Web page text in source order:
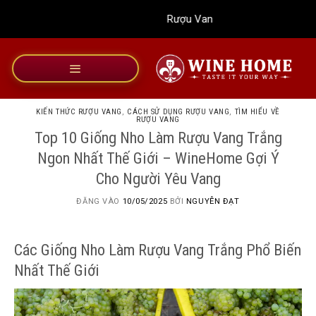
dung
Rượu Vang Wine Home
KIẾN THỨC RƯỢU VANG , CÁCH SỬ DỤNG RƯỢU VANG, TÌM HIỂU VỀ
RƯỢU VANG
Top 10 Giống Nho Làm Rượu Vang Trắng
Ngon Nhất Thế Giới – WineHome Gợi Ý
Cho Người Yêu Vang
ĐĂNG VÀO 10/05/2025 BỞI NGUYỄN ĐẠT
Các Giống Nho Làm Rượu Vang Trắng Phổ Biến
Nhất Thế Giới